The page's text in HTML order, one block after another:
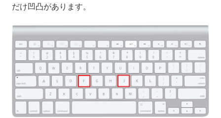
だけ凹凸があります。